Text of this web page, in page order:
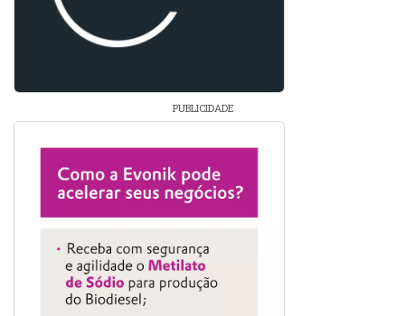
PUBLICIDADE